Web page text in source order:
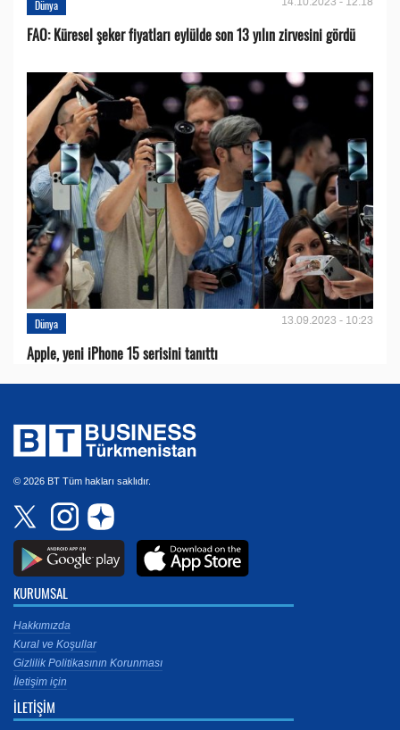
Dünya
FAO: Küresel şeker fiyatları eylülde son 13 yılın zirvesini gördü
Dünya 13.09.2023 - 10:23
Apple, yeni iPhone 15 serisini tanıttı
© 2026 BT Tüm hakları saklıdır.
KURUMSAL
Hakkımızda
Kural ve Koşullar
Gizlilik Politikasının Korunması
İletişim için
İLETİŞİM